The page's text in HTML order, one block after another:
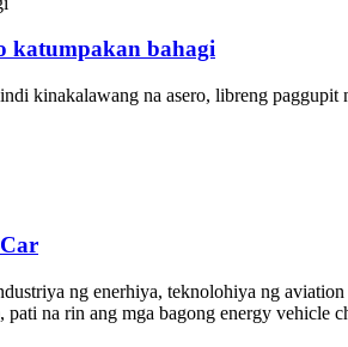
katumpakan bahagi
kinakalawang na asero, libreng
ng enerhiya, teknolohiya ng
na rin ang mga bagong energy vehicle